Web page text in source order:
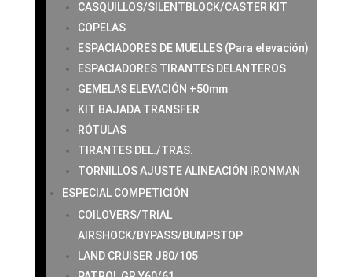
CASQUILLOS/SILENTBLOCK/CASTER KIT
COPELAS
ESPACIADORES DE MUELLES (Para elevación)
ESPACIADORES TIRANTES DELANTEROS
GEMELAS ELEVACIÓN +50mm
KIT BAJADA TRANSFER
RÓTULAS
TIRANTES DEL./TRAS.
TORNILLOS AJUSTE ALINEACIÓN IRONMAN
ESPECIAL COMPETICIÓN
COILOVERS/TRIAL
AIRSHOCK/BYPASS/BUMPSTOP
LAND CRUISER J80/105